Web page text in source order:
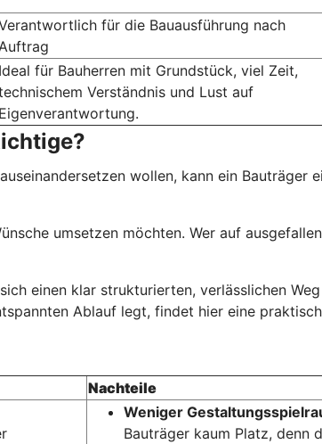
für die Bauausführung nach
Auftrag
Ideal für Bauherren mit Grundstück, viel Zeit,
Verständnis und Lust auf
Eigenverantwortung.
wollen, kann ein Bauträger
umsetzen möchten. Wer auf
einen klar strukturierten, verlässlichen
Ablauf legt, findet hier eine
Nachteile
Weniger
Bauträger kaum Platz, denn